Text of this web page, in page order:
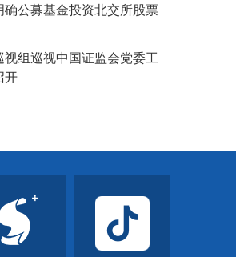
确公募基金投资北交所股票
视组巡视中国证监会党委工
开